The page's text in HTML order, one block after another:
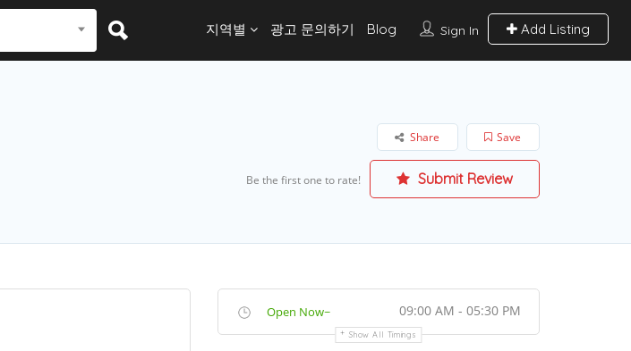
Sign In Add Listing
지역별 광고 문의하기 Blog
Save
Share
Be the first one to rate! Submit Review
Open Now~ 09:00 AM - 05:30 PM
Show All Timings